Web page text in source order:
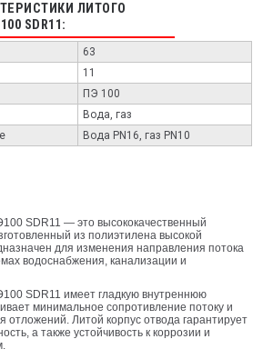
ЛИТОГО
SDR11:
63
11
ПЭ 100
Вода, газ
Вода PN16, газ PN10
SDR11 — это высококачественный
из полиэтилена высокой
для изменения направления потока
водоснабжения, канализации и
SDR11 имеет гладкую внутреннюю
минимальное сопротивление потоку и
отложений. Литой корпус отвода гарантирует
а также устойчивость к коррозии и